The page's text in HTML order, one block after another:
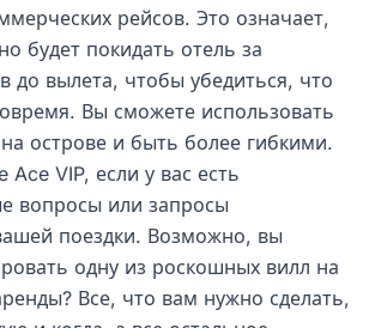
рейсов. Это означает,
будет покидать отель за
до вылета, чтобы убедиться, что
Вы сможете использовать
острове и быть более гибкими.
Ace VIP, если у вас есть
вопросы или запросы
поездки. Возможно, вы
одну из роскошных вилл на
Все, что вам нужно сделать,